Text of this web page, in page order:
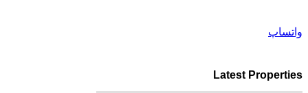
واتساپ
Latest Properties